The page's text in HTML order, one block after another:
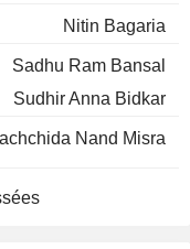
Nitin Bagaria
Sadhu Ram Bansal
Sudhir Anna Bidkar
Nand Misra
M. Silvester Goldwin